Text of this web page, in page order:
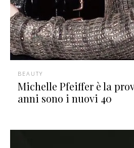
BEAUTY
Michelle Pfeiffer è la
anni sono i nuovi 40